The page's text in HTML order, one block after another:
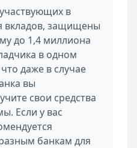
в
вкладов, защищены
до 1,4 миллиона
в одном
даже в случае
вы
свои средства
Если у вас
банкам для